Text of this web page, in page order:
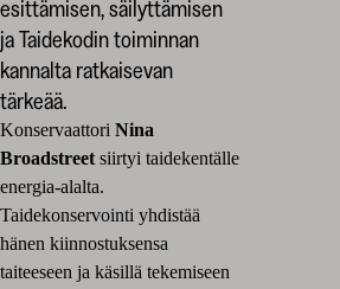
esittämisen, säilyttämisen
ja Taidekodin toiminnan
kannalta ratkaisevan
tärkeää.
Konservaattori Nina
Broadstreet siirtyi taidekentälle
energia-alalta.
Taidekonservointi yhdistää
hänen kiinnostuksensa
taiteeseen ja käsillä tekemiseen